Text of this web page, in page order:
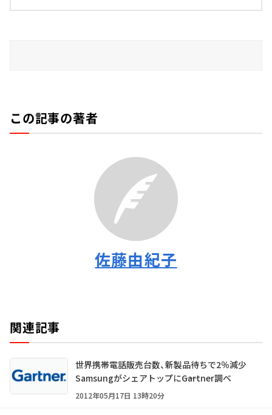
この記事の著者
佐藤由紀子
関連記事
世界携帯電話販売台数、新製品待ちで2％減少
Samsungがシェアトップに――Gartner調べ
2012年05月17日 13時20分